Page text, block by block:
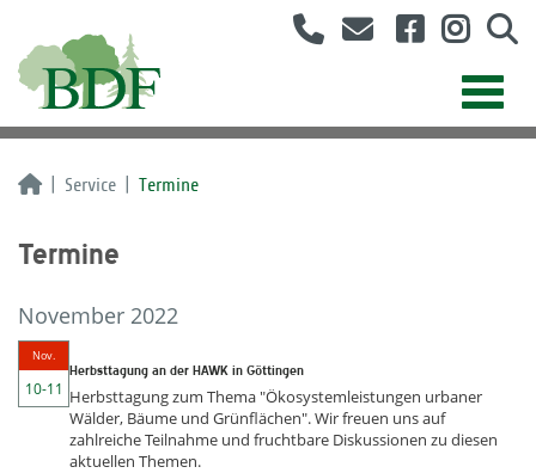
Service Termine
Termine
November 2022
Nov.
10-11
Herbsttagung an der HAWK in Göttingen
Herbsttagung zum Thema "Ökosystemleistungen urbaner
Wälder, Bäume und Grünflächen". Wir freuen uns auf
zahlreiche Teilnahme und fruchtbare Diskussionen zu diesen
aktuellen Themen.